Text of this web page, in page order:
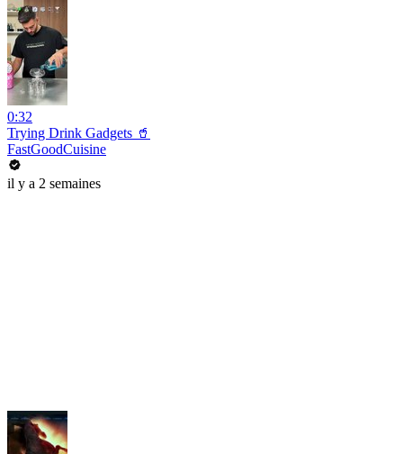
0:32
Trying Drink Gadgets 🥤
FastGoodCuisine
il y a 2 semaines